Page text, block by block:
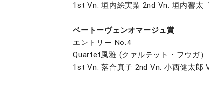
1st Vn. 垣内絵実梨 2nd Vn. 垣内響太
ベートーヴェンオマージュ賞
エントリー No.4
Quartet風雅 (クァルテット・フウガ）
1st Vn. 落合真子 2nd Vn. 小西健太郎